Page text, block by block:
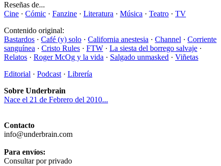
Reseñas de...
Cine · Cómic · Fanzine · Literatura · Música · Teatro · TV
Contenido original:
Bastardos · Café (y) solo · California anestesia · Channel · Corriente
sanguínea · Cristo Rules · FTW · La siesta del borrego salvaje ·
Relatos · Roger McOg y la vida · Salgado unmasked · Viñetas
Editorial · Podcast · Librería
Sobre Underbrain
Nace el 21 de Febrero del 2010...
Contacto
info@underbrain.com
Para envíos:
Consultar por privado